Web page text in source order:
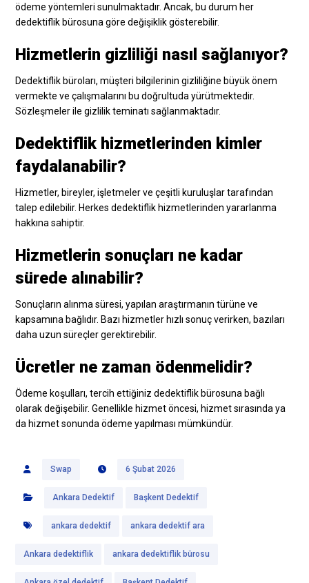
ödeme yöntemleri sunulmaktadır. Ancak, bu durum her
dedektiflik bürosuna göre değişiklik gösterebilir.
Hizmetlerin gizliliği nasıl sağlanıyor?
Dedektiflik büroları, müşteri bilgilerinin gizliliğine büyük önem
vermekte ve çalışmalarını bu doğrultuda yürütmektedir.
Sözleşmeler ile gizlilik teminatı sağlanmaktadır.
Dedektiflik hizmetlerinden kimler
faydalanabilir?
Hizmetler, bireyler, işletmeler ve çeşitli kuruluşlar tarafından
talep edilebilir. Herkes dedektiflik hizmetlerinden yararlanma
hakkına sahiptir.
Hizmetlerin sonuçları ne kadar
sürede alınabilir?
Sonuçların alınma süresi, yapılan araştırmanın türüne ve
kapsamına bağlıdır. Bazı hizmetler hızlı sonuç verirken, bazıları
daha uzun süreçler gerektirebilir.
Ücretler ne zaman ödenmelidir?
Ödeme koşulları, tercih ettiğiniz dedektiflik bürosuna bağlı
olarak değişebilir. Genellikle hizmet öncesi, hizmet sırasında ya
da hizmet sonunda ödeme yapılması mümkündür.
Swap 6 Şubat 2026
Ankara Dedektif Başkent Dedektif
ankara dedektif ankara dedektif ara
Ankara dedektiflik ankara dedektiflik bürosu